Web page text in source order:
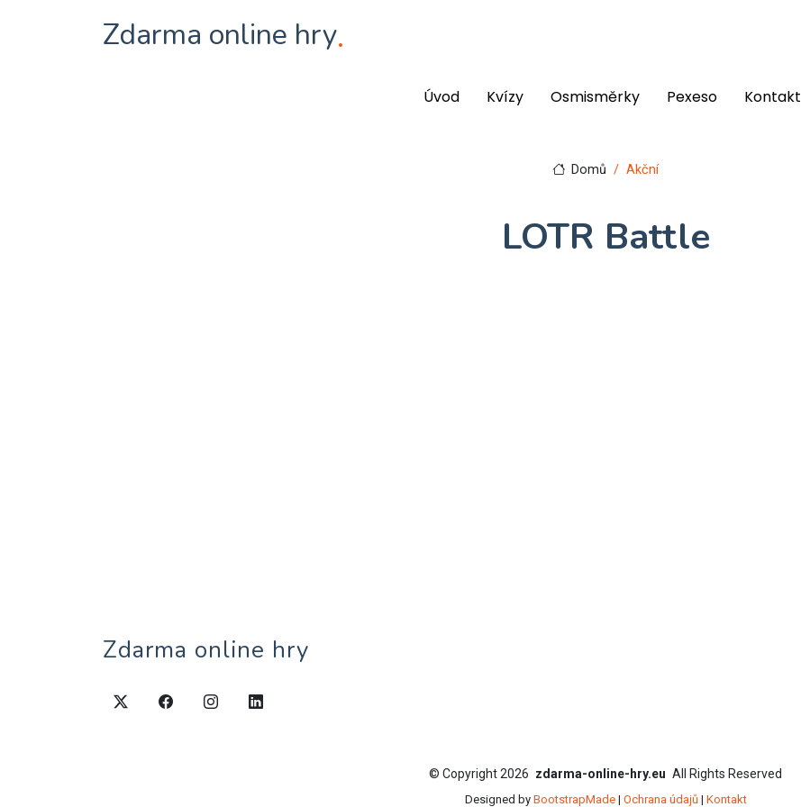
Zdarma online hry.
Úvod Kvízy Osmisměrky Pexeso Kontakt
Domů Akční
LOTR Battle
Zdarma online hry
© Copyright2026 zdarma-online-hry.eu All Rights Reserved
Designed by BootstrapMade| Ochrana údajů| Kontakt